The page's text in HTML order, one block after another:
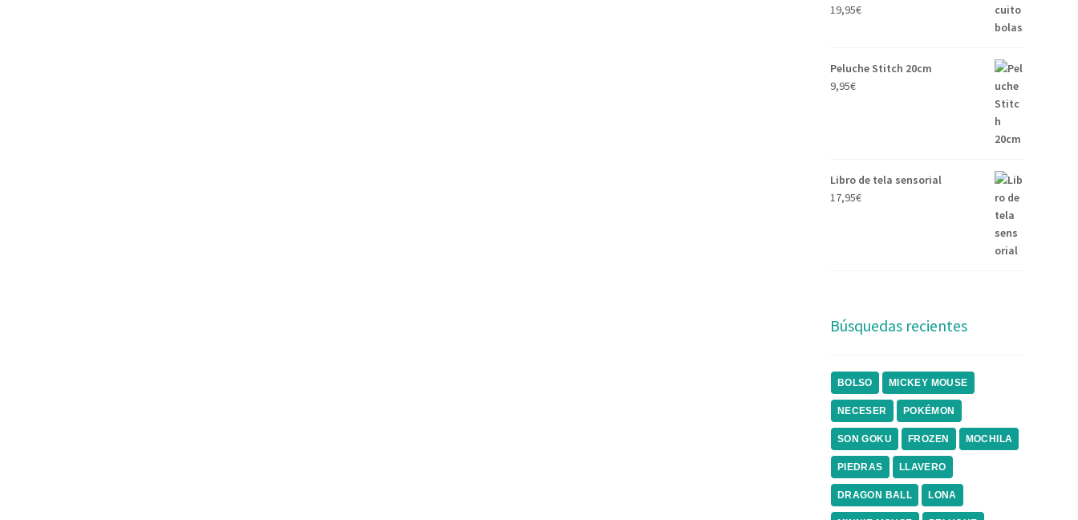
19,95€
Peluche Stitch 20cm
9,95€
Libro de tela sensorial
17,95€
Búsquedas recientes
BOLSO MICKEY MOUSE
NECESER POKÉMON
SON GOKU FROZEN MOCHILA
PIEDRAS LLAVERO
DRAGON BALL LONA